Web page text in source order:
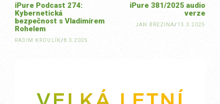
iPure 381/2025 audio
verze
JAN BŘEZINA/ 13.3.2025
iPure Podcast 274:
Kybernetická
bezpečnost s Vladimírem
Rohelem
RADIM KROULÍK/8.3.2025